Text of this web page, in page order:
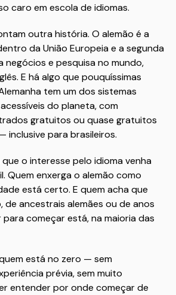
caro em escola de idiomas.
outra história. O alemão é a
da União Europeia e a segunda
negócios e pesquisa no mundo,
E há algo que pouquíssimas
tem um dos sistemas
do planeta, com
gratuitos ou quase gratuitos
inclusive para brasileiros.
o interesse pelo idioma venha
Quem enxerga o alemão como
está certo. E quem acha que
de ancestrais alemães ou de anos
começar está, na maioria das
está no zero — sem
prévia, sem muito
entender por onde começar de